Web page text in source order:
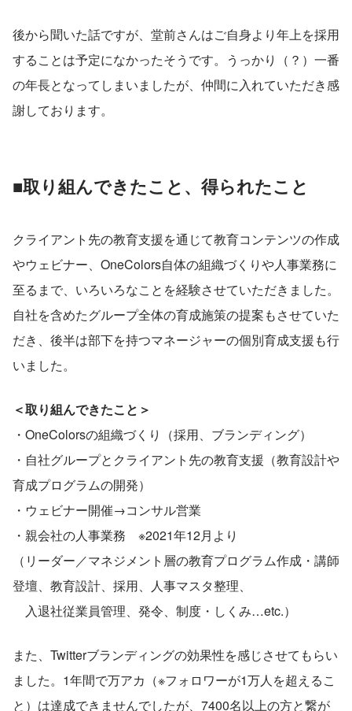
後から聞いた話ですが、堂前さんはご自身より年上を採用
することは予定になかったそうです。うっかり（？）一番
の年長となってしまいましたが、仲間に入れていただき感
謝しております。
■取り組んできたこと、得られたこと
クライアント先の教育支援を通じて教育コンテンツの作成
やウェビナー、OneColors自体の組織づくりや人事業務に
至るまで、いろいろなことを経験させていただきました。
自社を含めたグループ全体の育成施策の提案もさせていた
だき、後半は部下を持つマネージャーの個別育成支援も行
いました。
＜取り組んできたこと＞
・OneColorsの組織づくり（採用、ブランディング）
・自社グループとクライアント先の教育支援（教育設計や
育成プログラムの開発）
・ウェビナー開催→コンサル営業
・親会社の人事業務　※2021年12月より
（リーダー／マネジメント層の教育プログラム作成・講師
登壇、教育設計、採用、人事マスタ整理、
入退社従業員管理、発令、制度・しくみ…etc.）
また、Twitterブランディングの効果性を感じさせてもらい
ました。1年間で万アカ（※フォロワーが1万人を超えるこ
と）は達成できませんでしたが、7400名以上の方と繋が